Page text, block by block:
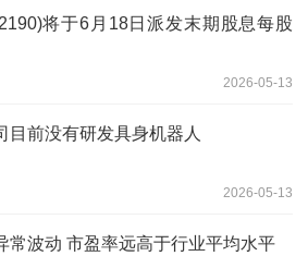
将于6月18日派发末期股息每股
2026-05-13
目前没有研发具身机器人
2026-05-13
常波动 市盈率远高于行业平均水平